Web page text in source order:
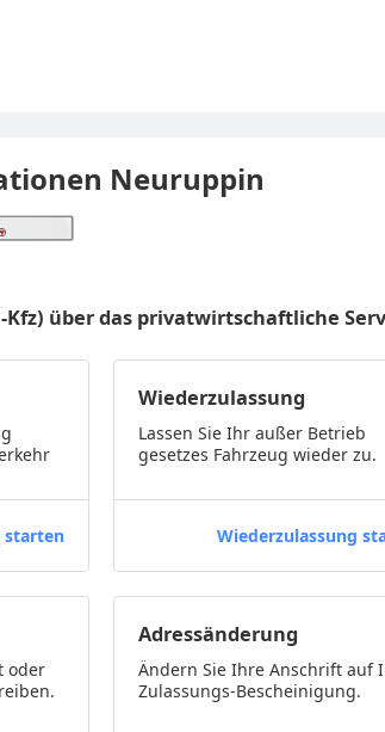
Neuruppin
über das privatwirtschaftliche
starten
Wiederzulassung
Lassen Sie Ihr außer Betrieb
gesetzes Fahrzeug wieder zu.
Wiederzulassung
oder
Adressänderung
Ändern Sie Ihre Anschrift auf
Zulassungs-Bescheinigung.